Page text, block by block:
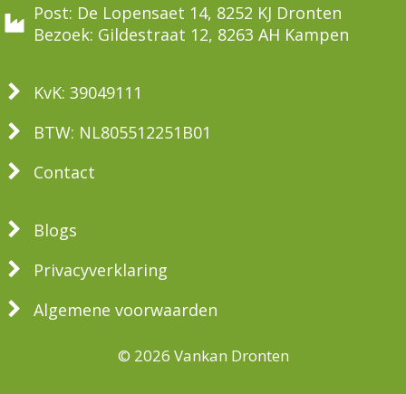
Post: De Lopensaet 14, 8252 KJ Dronten
Bezoek: Gildestraat 12, 8263 AH Kampen
KvK: 39049111
BTW: NL805512251B01
Contact
Blogs
Privacyverklaring
Algemene voorwaarden
© 2026 Vankan Dronten